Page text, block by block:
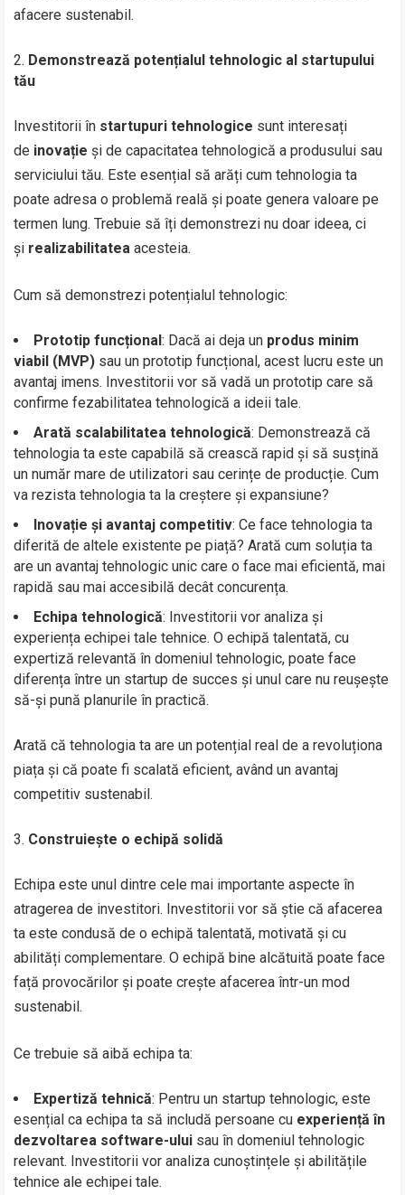
afacere sustenabil.
Demonstrează potențialul tehnologic al startupului
tău
Investitorii în startupuri tehnologice sunt interesați
de inovație și de capacitatea tehnologică a produsului sau
serviciului tău. Este esențial să arăți cum tehnologia ta
poate adresa o problemă reală și poate genera valoare pe
termen lung. Trebuie să îți demonstrezi nu doar ideea, ci
și realizabilitatea acesteia.
Cum să demonstrezi potențialul tehnologic:
Prototip funcțional: Dacă ai deja un produs minim
viabil (MVP) sau un prototip funcțional, acest lucru este un
avantaj imens. Investitorii vor să vadă un prototip care să
confirme fezabilitatea tehnologică a ideii tale.
Arată scalabilitatea tehnologică: Demonstrează că
tehnologia ta este capabilă să crească rapid și să susțină
un număr mare de utilizatori sau cerințe de producție. Cum
va rezista tehnologia ta la creștere și expansiune?
Inovație și avantaj competitiv: Ce face tehnologia ta
diferită de altele existente pe piață? Arată cum soluția ta
are un avantaj tehnologic unic care o face mai eficientă, mai
rapidă sau mai accesibilă decât concurența.
Echipa tehnologică: Investitorii vor analiza și
experiența echipei tale tehnice. O echipă talentată, cu
expertiză relevantă în domeniul tehnologic, poate face
diferența între un startup de succes și unul care nu reușește
să-și pună planurile în practică.
Arată că tehnologia ta are un potențial real de a revoluționa
piața și că poate fi scalată eficient, având un avantaj
competitiv sustenabil.
Construiește o echipă solidă
Echipa este unul dintre cele mai importante aspecte în
atragerea de investitori. Investitorii vor să știe că afacerea
ta este condusă de o echipă talentată, motivată și cu
abilități complementare. O echipă bine alcătuită poate face
față provocărilor și poate crește afacerea într-un mod
sustenabil.
Ce trebuie să aibă echipa ta:
Expertiză tehnică: Pentru un startup tehnologic, este
esențial ca echipa ta să includă persoane cu experiență în
dezvoltarea software-ului sau în domeniul tehnologic
relevant. Investitorii vor analiza cunoștințele și abilitățile
tehnice ale echipei tale.